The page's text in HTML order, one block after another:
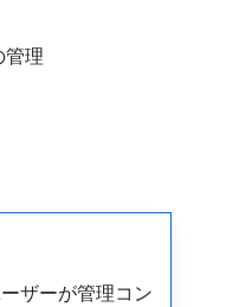
管理
ザーが管理コン